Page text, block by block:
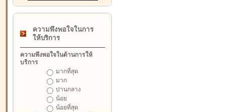
ความพึงพอใจในการ
ให้บริการ
ความพึงพอใจในด้านการให้
บริการ
มากที่สุด
มาก
ปานกลาง
น้อย
น้อยที่สุด